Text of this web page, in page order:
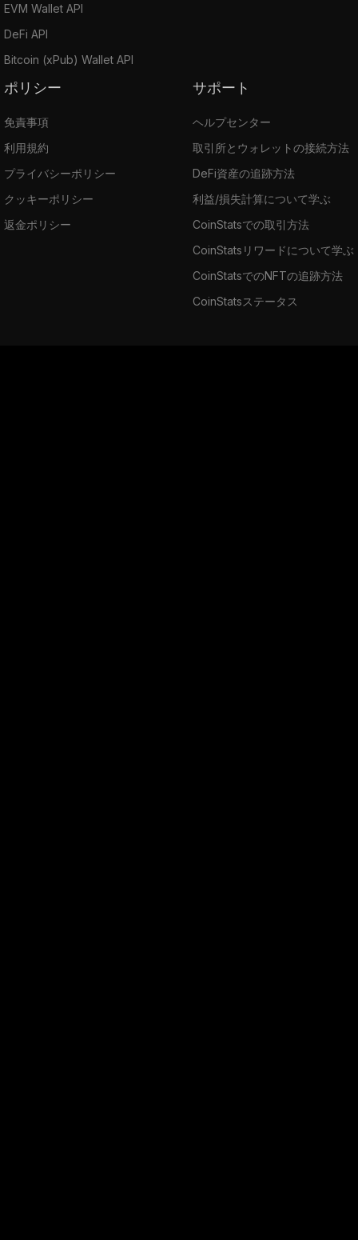
EVM Wallet API
DeFi API
Bitcoin (xPub) Wallet API
ポリシー
免責事項
利用規約
プライバシーポリシー
クッキーポリシー
返金ポリシー
サポート
ヘルプセンター
取引所とウォレットの接続方法
DeFi資産の追跡方法
利益/損失計算について学ぶ
CoinStatsでの取引方法
CoinStatsリワードについて学ぶ
CoinStatsでのNFTの追跡方法
CoinStatsステータス